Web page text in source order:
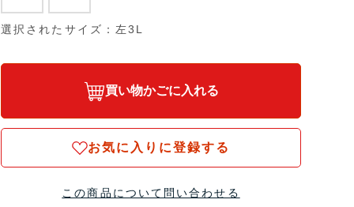
選択されたサイズ：左3L
買い物かごに入れる
お気に入りに登録する
この商品について問い合わせる